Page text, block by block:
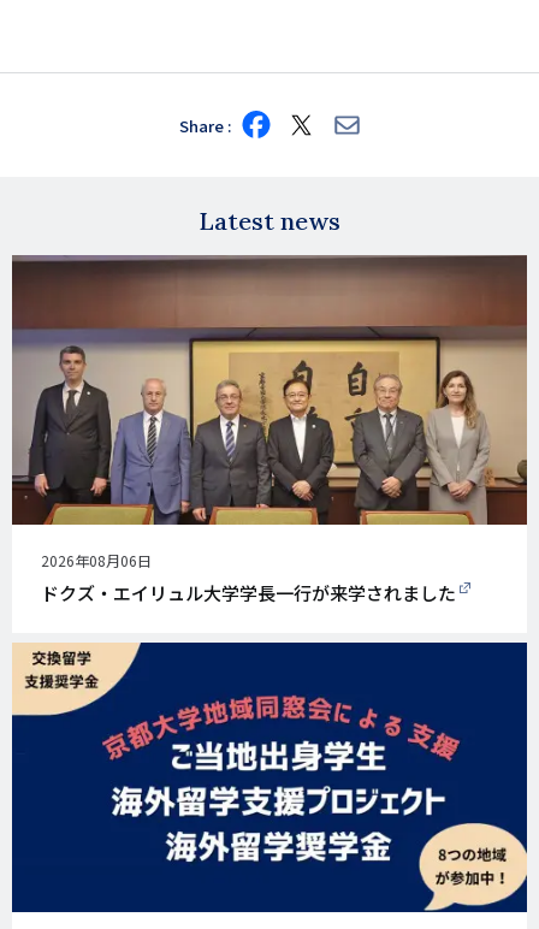
Share Share
on
Share
on
Share
via
Latest news
公
開
日
2026年08月06日
ドクズ・エイリュル大学学長一行が来学されました